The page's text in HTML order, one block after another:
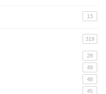
13
319
28
49
48
45